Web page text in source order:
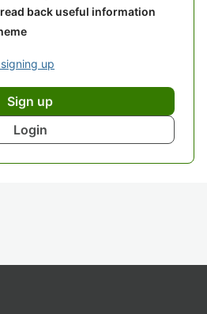
back useful information
up
Sign up
Login